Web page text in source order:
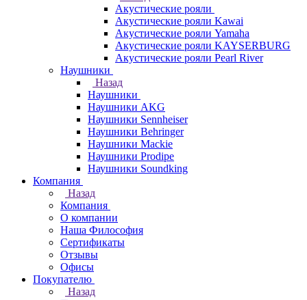
Акустические рояли
Акустические рояли Kawai
Акустические рояли Yamaha
Акустические рояли KAYSERBURG
Акустические рояли Pearl River
Наушники
Назад
Наушники
Наушники AKG
Наушники Sennheiser
Наушники Behringer
Наушники Mackie
Наушники Prodipe
Наушники Soundking
Компания
Назад
Компания
О компании
Наша Философия
Сертификаты
Отзывы
Офисы
Покупателю
Назад